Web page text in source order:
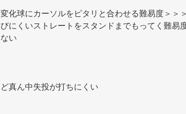
変化球にカーソルをピタリと合わせる難易度＞＞
びにくいストレートをスタンドまでもってく難易
ない
ど真ん中失投が打ちにくい